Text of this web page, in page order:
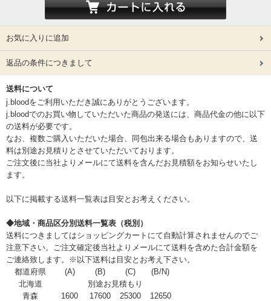
お気に入りに追加
返品の条件につきまして
送料について
j.bloodをご利用いただき誠にありがとうございます。
j.bloodでのお買い物していただいた商品の発送には、商品代金の他に以下
の送料が必要です。
なお、複数ご購入いただいた場合、同包出来る場合もありますので、送
料は別途お見積りとさせていただいております。
ご注文後に当社よりメールにて送料を含んだお見積額をお知らせいたし
ます。
以下に掲載する送料一覧表は目安とお考えください。
◆地域・商品区分別送料一覧表（税別）
送料につきましてはショッピングカートにて自動計算されませんのでご
注意下さい。ご注文確定後当社よりメールにて送料を含めた合計金額を
ご連絡致します。※以下送料は目安とお考え下さい。
都道府県
(A) (B) (C)
(B/N)
北海道
別途お見積もり
青森
1600 17600 25300
12650